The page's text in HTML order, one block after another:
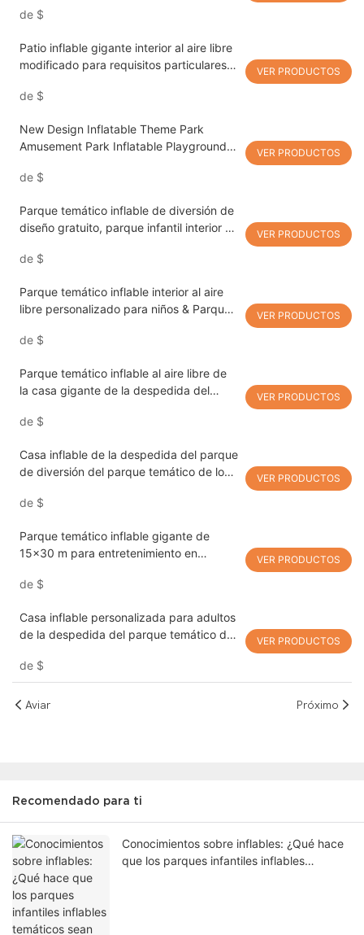
de $
Patio inflable gigante interior al aire libre
modificado para requisitos particulares
de $
VER PRODUCTOS
New Design Inflatable Theme Park
Amusement Park Inflatable Playground
de $
VER PRODUCTOS
Parque temático inflable de diversión de
diseño gratuito, parque infantil interior y
de $
VER PRODUCTOS
Parque temático inflable interior al aire
libre personalizado para niños & Parque
adultos
de $
VER PRODUCTOS
Parque temático inflable al aire libre de
la casa gigante de la despedida del
de $
VER PRODUCTOS
Casa inflable de la despedida del parque
de diversión del parque temático de los
de $
VER PRODUCTOS
Parque temático inflable gigante de
15x30 m para entretenimiento en
de $
VER PRODUCTOS
Casa inflable personalizada para adultos
de la despedida del parque temático del
de $
VER PRODUCTOS
Aviar Próximo
Recomendado para ti
Conocimientos sobre inflables: ¿Qué hace
que los parques infantiles inflables